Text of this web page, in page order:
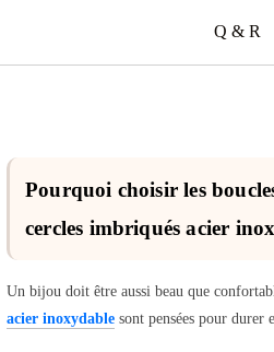
Q & R
Pourquoi choisir les
cercles imbriqués acier
Un bijou doit être aussi beau que
acier inoxydable sont pensées pour durer